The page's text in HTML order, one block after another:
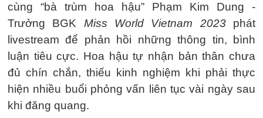
cùng “bà trùm hoa hậu” Phạm Kim Dung -
Trưởng BGK Miss World Vietnam 2023phát
livestream để phản hồi những thông tin, bình
luận tiêu cực. Hoa hậu tự nhận bản thân chưa
đủ chín chắn, thiếu kinh nghiệm khi phải thực
hiện nhiều buổi phỏng vấn liên tục vài ngày sau
khi đăng quang.